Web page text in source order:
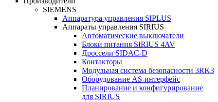
SIEMENS
Аппаратура управления SIPLUS
Аппараты управления SIRIUS
Автоматические выключатели
Блоки питания SIRIUS 4AV
Дроссели SIDAC-D
Контакторы
Модульная система безопасности 3RK3
Оборудование AS-интерфейс
Планирование и конфигурирование
для SIRIUS